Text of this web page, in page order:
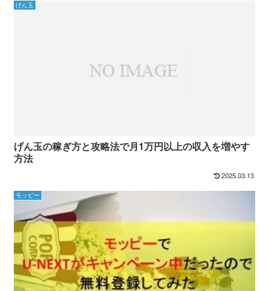
げん玉
げん玉の稼ぎ方と攻略法で月1万円以上の収入を増やす
方法
2025.03.13
モッピー